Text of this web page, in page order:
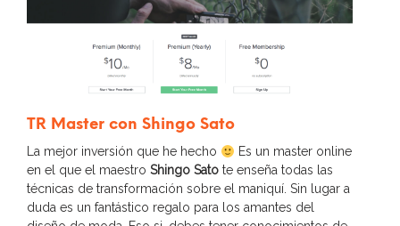
TR Master con Shingo Sato
La mejor inversión que he hecho
Es un master online
en el que el maestro Shingo Sato te enseña todas las
técnicas de transformación sobre el maniquí. Sin lugar a
duda es un fantástico regalo para los amantes del